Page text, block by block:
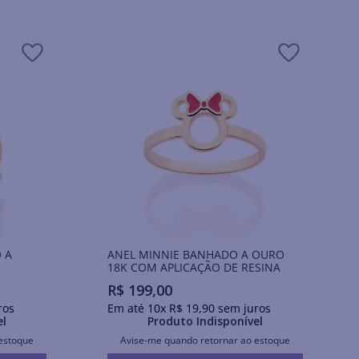
A
ANEL MINNIE BANHADO A OURO
18K COM APLICAÇÃO DE RESINA
R$ 199,00
Em até 10x R$ 19,90sem juros
Produto Indisponível
Avise-me quando retornar ao estoque